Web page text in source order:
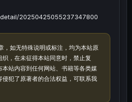
20250425055237347800
，如无特殊说明或标注，均为本站原
，在未征得本站同意时，禁止复
站内容到任何网站、书籍等各类媒
犯了原著者的合法权益，可联系我